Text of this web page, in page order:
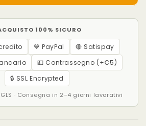
Sant&#39;Anna
100% SICURO
💙 PayPal
🔴 Satispay
💵 Contrassegno (+€5)
🔒 SSL Encrypted
· Consegna in 2–4 giorni lavorativi